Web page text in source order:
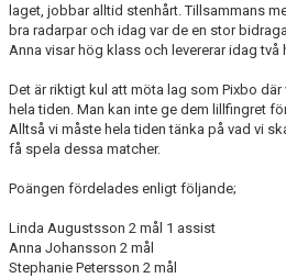
laget, jobbar alltid stenhårt. Tillsammans
bra radarpar och idag var de en stor
Anna visar hög klass och levererar idag
Det är riktigt kul att möta lag som Pixbo
hela tiden. Man kan inte ge dem lillfingret
Alltså vi måste hela tiden tänka på vad vi
få spela dessa matcher.
Poängen fördelades enligt följande;
Linda Augustsson 2 mål 1 assist
Anna Johansson 2 mål
Stephanie Petersson 2 mål